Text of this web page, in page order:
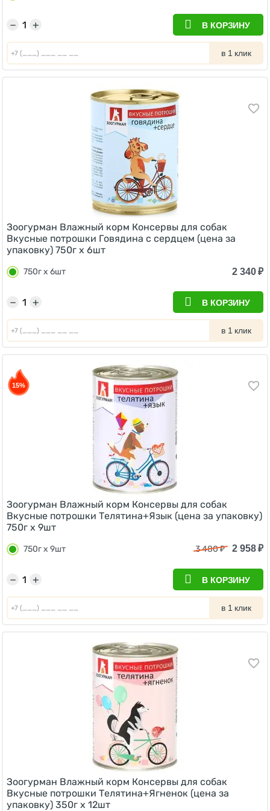
+
− В КОРЗИНУ
в 1 клик
Зоогурман Влажный корм Консервы для собак
Вкусные потрошки Говядина с сердцем (цена за
упаковку) 750г х 6шт
750г х 6шт 2 340₽
+
− В КОРЗИНУ
в 1 клик
15%
Зоогурман Влажный корм Консервы для собак
Вкусные потрошки Телятина+Язык (цена за упаковку)
750г х 9шт
750г х 9шт 3 480₽ 2 958₽
+
− В КОРЗИНУ
в 1 клик
Зоогурман Влажный корм Консервы для собак
Вкусные потрошки Телятина+Ягненок (цена за
упаковку) 350г x 12шт